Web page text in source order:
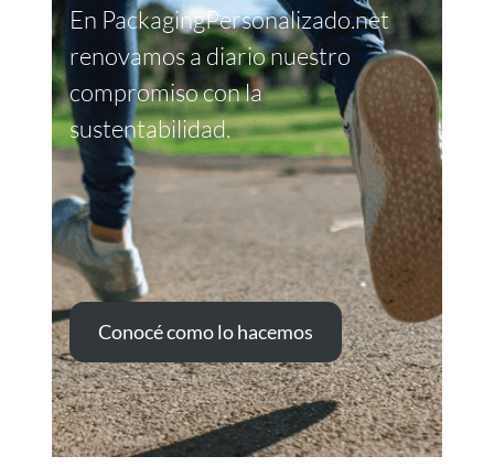
En PackagingPersonalizado.net
renovamos a diario nuestro
compromiso con la
sustentabilidad.
Conocé como lo hacemos